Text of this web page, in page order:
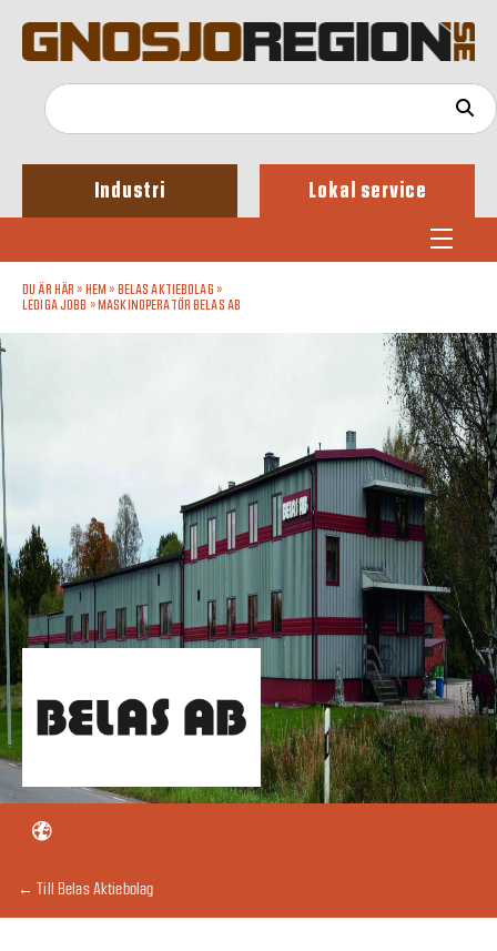
Industri Lokal service
DU ÄR HÄR » HEM » BELAS AKTIEBOLAG »
LEDIGA JOBB » MASKINOPERATÖR BELAS AB
← Till Belas Aktiebolag